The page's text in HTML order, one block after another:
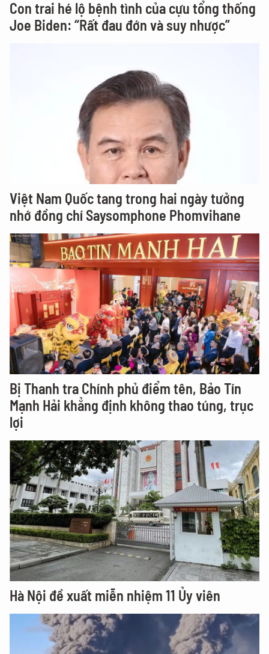
Con trai hé lộ bệnh tình của cựu tổng thống
Joe Biden: “Rất đau đớn và suy nhược”
Việt Nam Quốc tang trong hai ngày tưởng
nhớ đồng chí Saysomphone Phomvihane
Bị Thanh tra Chính phủ điểm tên, Bảo Tín
Mạnh Hải khẳng định không thao túng, trục
lợi
Hà Nội đề xuất miễn nhiệm 11 Ủy viên